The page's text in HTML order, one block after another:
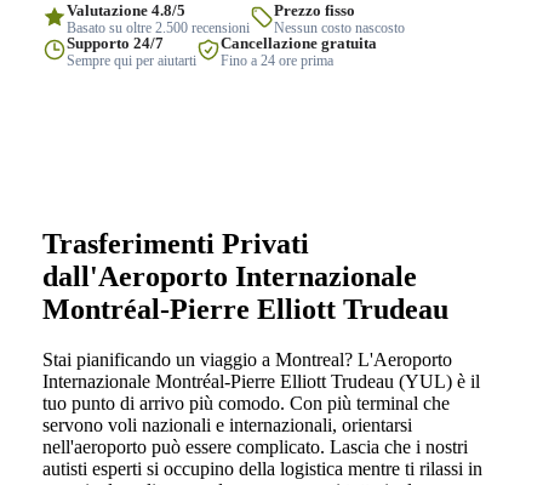
Valutazione 4.8/5
Basato su oltre 2.500 recensioni
Prezzo fisso
Nessun costo nascosto
Supporto 24/7
Sempre qui per aiutarti
Cancellazione gratuita
Fino a 24 ore prima
Trasferimenti Privati
dall'Aeroporto Internazionale
Montréal-Pierre Elliott Trudeau
Stai pianificando un viaggio a Montreal? L'Aeroporto
Internazionale Montréal-Pierre Elliott Trudeau (YUL) è il
tuo punto di arrivo più comodo. Con più terminal che
servono voli nazionali e internazionali, orientarsi
nell'aeroporto può essere complicato. Lascia che i nostri
autisti esperti si occupino della logistica mentre ti rilassi in